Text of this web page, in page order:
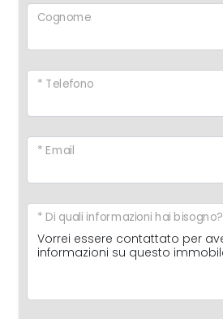
Cognome
* Telefono
* Email
* Di quali informazioni hai bisogno?